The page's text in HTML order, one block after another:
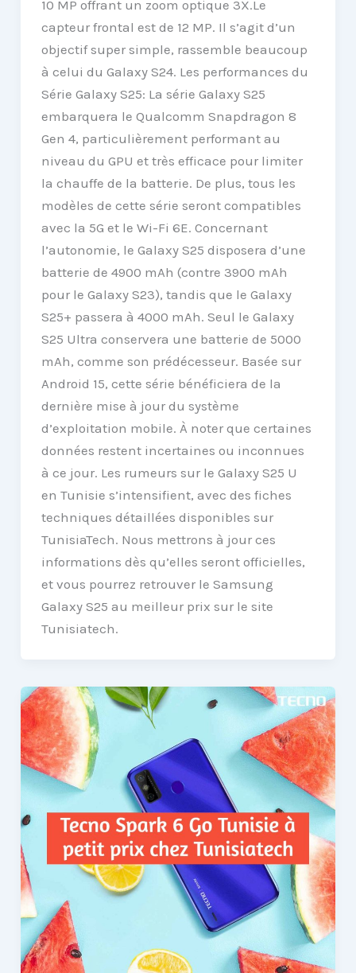
10 MP offrant un zoom optique 3X.Le
capteur frontal est de 12 MP. Il s’agit d’un
objectif super simple, rassemble beaucoup
à celui du Galaxy S24. Les performances du
Série Galaxy S25: La série Galaxy S25
embarquera le Qualcomm Snapdragon 8
Gen 4, particulièrement performant au
niveau du GPU et très efficace pour limiter
la chauffe de la batterie. De plus, tous les
modèles de cette série seront compatibles
avec la 5G et le Wi-Fi 6E. Concernant
l’autonomie, le Galaxy S25 disposera d’une
batterie de 4900 mAh (contre 3900 mAh
pour le Galaxy S23), tandis que le Galaxy
S25+ passera à 4000 mAh. Seul le Galaxy
S25 Ultra conservera une batterie de 5000
mAh, comme son prédécesseur. Basée sur
Android 15, cette série bénéficiera de la
dernière mise à jour du système
d’exploitation mobile. À noter que certaines
données restent incertaines ou inconnues
à ce jour. Les rumeurs sur le Galaxy S25 U
en Tunisie s’intensifient, avec des fiches
techniques détaillées disponibles sur
TunisiaTech. Nous mettrons à jour ces
informations dès qu’elles seront officielles,
et vous pourrez retrouver le Samsung
Galaxy S25 au meilleur prix sur le site
Tunisiatech.